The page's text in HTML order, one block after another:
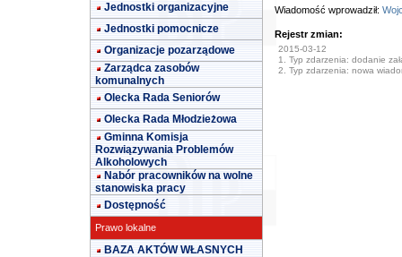
Jednostki organizacyjne
Jednostki pomocnicze
Organizacje pozarządowe
Zarządca zasobów
komunalnych
Olecka Rada Seniorów
Olecka Rada Młodzieżowa
Gminna Komisja
Rozwiązywania Problemów
Alkoholowych
Nabór pracowników na wolne
stanowiska pracy
Dostępność
Prawo lokalne
BAZA AKTÓW WŁASNYCH
Wiadomość wprowadził:
Rejestr zmian:
2015-03-12
1. Typ zdarzenia: dodanie
2. Typ zdarzenia: nowa